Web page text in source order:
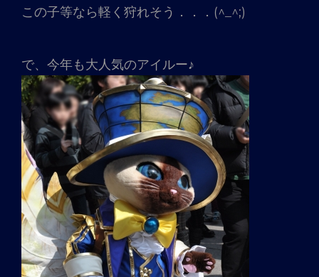
この子等なら軽く狩れそう．．．(^_^;)
で、今年も大人気のアイルー♪